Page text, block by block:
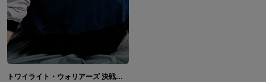
トワイライト・ウォリアーズ 決戦！九龍城砦 モデル スカジャン、陳洛軍 モデル スマホストラップ＆フォンタブ、蜜汁叉燒 モデル 刺繍ポーチ